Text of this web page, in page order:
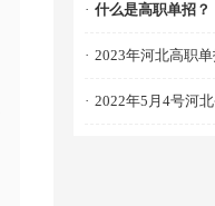
· 什么是高职单招？
· 2023年河北高职
·